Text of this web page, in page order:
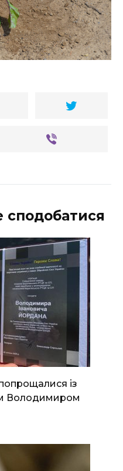
із
Володимиром